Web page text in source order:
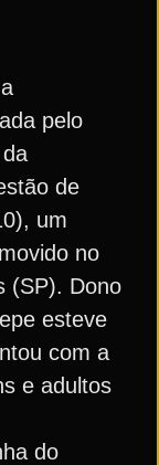
pelo
de
um
no
(SP). Dono
esteve
com a
e adultos
do